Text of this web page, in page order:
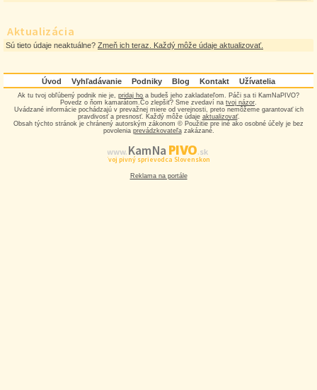
Aktualizácia
Sú tieto údaje neaktuálne? Zmeň ich teraz. Každý môže údaje aktualizovať.
Úvod Vyhľadávanie Podniky Blog Kontakt Užívatelia
Ak tu tvoj obľúbený podnik nie je, pridaj ho a budeš jeho zakladateľom. Páči sa ti KamNaPIVO?
Povedz o ňom kamarátom.Čo zlepšiť? Sme zvedaví na tvoj názor.
Uvádzané informácie pochádzajú v prevažnej miere od verejnosti, preto nemôžeme garantovať ich
pravdivosť a presnosť. Každý môže údaje aktualizovať.
Obsah týchto stránok je chránený autorským zákonom © Použitie pre iné ako osobné účely je bez
povolenia prevádzkovateľazakázané.
www.Kam Na PIVO.sk
Tvoj pivný sprievodca Slovenskom
Reklama na portále